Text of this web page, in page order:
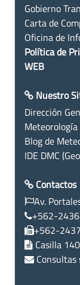
Gobierno
Carta de
Oficina de
Política de
WEB
Nuestro
Dirección
Blog de
IDE DMC
Contactos
Av.
+562-
+562-
Casilla